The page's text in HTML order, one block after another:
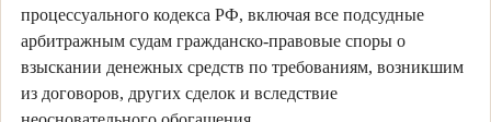
процессуального кодекса РФ, включая все подсудные
арбитражным судам гражданско-правовые споры о
взыскании денежных средств по требованиям, возникшим
из договоров, других сделок и вследствие